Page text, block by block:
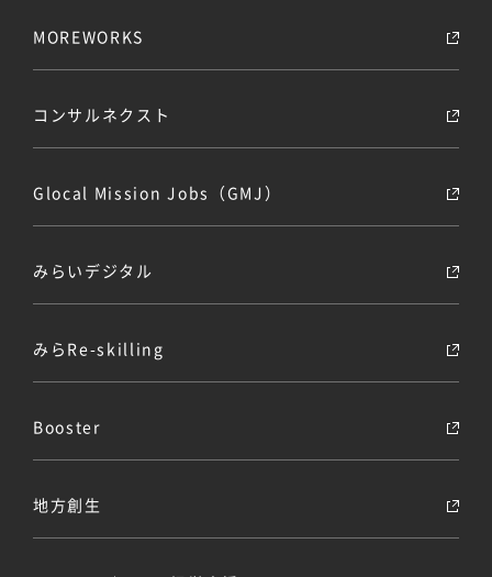
MOREWORKS
コンサルネクスト
Glocal Mission Jobs（GMJ）
みらいデジタル
みらRe-skilling
Booster
地方創生